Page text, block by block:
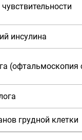
инсулина
грудной клетки